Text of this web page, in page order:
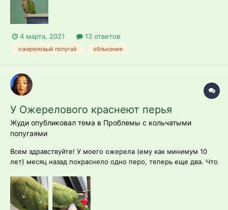
4 марта, 2021 13 ответов
ожереловый попугай облысение
У Ожерелового краснеют перья
Жуди опубликовал тема в Проблемы с кольчатыми
попугаями
Всем здравствуйте! У моего ожерела (ему как минимум 10
лет) месяц назад покраснело одно перо, теперь еще два. Что